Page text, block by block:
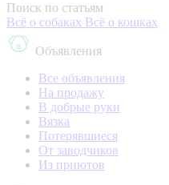
Поиск по статьям
Всё о собаках Всё о кошках
Объявления
Все объявления
На продажу
В добрые руки
Вязка
Потерявшиеся
От заводчиков
Из приютов